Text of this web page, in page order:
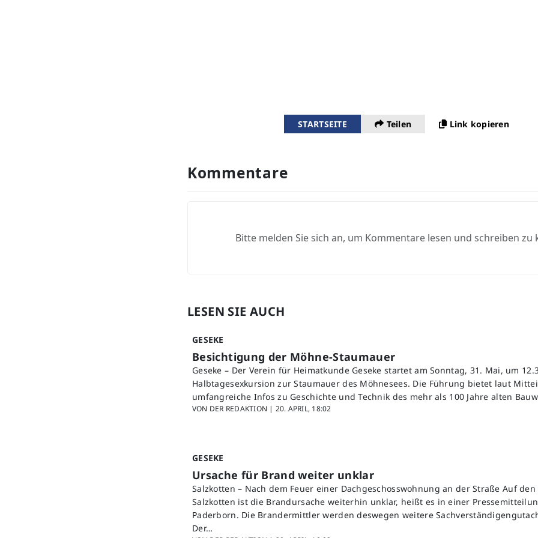
STARTSEITE Teilen Link kopieren
Kommentare
Bitte melden Sie sich an, um Kommentare lesen und schreiben zu
LESEN SIE AUCH
GESEKE
Besichtigung der Möhne-Staumauer
Geseke – Der Verein für Heimatkunde Geseke startet am Sonntag, 31. Mai, um
Halbtagesexkursion zur Staumauer des Möhnesees. Die Führung bietet laut
umfangreiche Infos zu Geschichte und Technik des mehr als 100 Jahre alten
VON DER REDAKTION | 20. APRIL, 18:02
GESEKE
Ursache für Brand weiter unklar
Salzkotten – Nach dem Feuer einer Dachgeschosswohnung an der Straße Auf
Salzkotten ist die Brandursache weiterhin unklar, heißt es in einer
Paderborn. Die Brandermittler werden deswegen weitere
Der…